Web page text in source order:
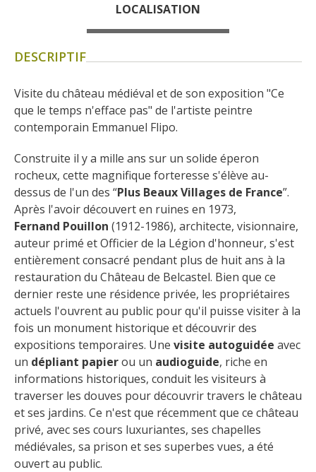
Nos producteurs
Flâner à moins de
cent kilomètres
Les Plus Beaux Villages de
France
Les villages de caractère
Le Pays des Bastides du
Rouergue
Les Villes et Pays d'art et
d'histoire
De la vallée du Lot au pays
Decazeville-Aubin
Patrimoine mondial de
l'UNESCO
LOCALISATION
DESCRIPTIF
Visite du château médiéval et de son exposition "Ce
que le temps n'efface pas" de l'artiste peintre
contemporain Emmanuel Flipo.
Construite il y a mille ans sur un solide éperon
rocheux, cette magnifique forteresse s'élève au-
dessus de l'un des “Plus Beaux Villages de France”.
Après l'avoir découvert en ruines en 1973,
Fernand Pouillon (1912-1986), architecte, visionnaire,
auteur primé et Officier de la Légion d'honneur, s'est
entièrement consacré pendant plus de huit ans à la
restauration du Château de Belcastel. Bien que ce
dernier reste une résidence privée, les propriétaires
actuels l'ouvrent au public pour qu'il puisse visiter à la
fois un monument historique et découvrir des
expositions temporaires. Une visite autoguidée avec
un dépliant papier ou un audioguide, riche en
informations historiques, conduit les visiteurs à
traverser les douves pour découvrir travers le château
et ses jardins. Ce n'est que récemment que ce château
privé, avec ses cours luxuriantes, ses chapelles
médiévales, sa prison et ses superbes vues, a été
ouvert au public.